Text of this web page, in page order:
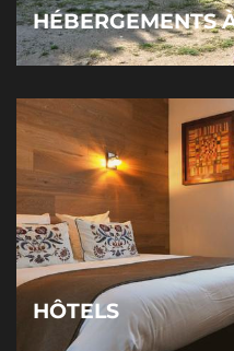
HÉBERGEMENTS
HÔTELS